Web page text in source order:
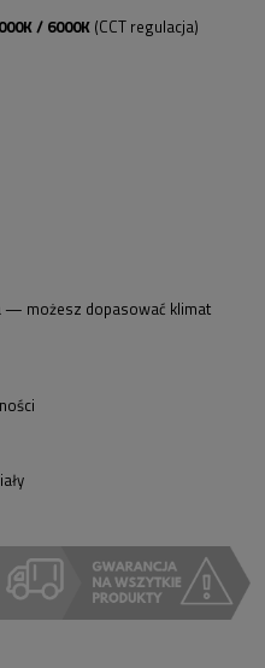
/ 6000K (CCT regulacja)
— możesz dopasować klimat